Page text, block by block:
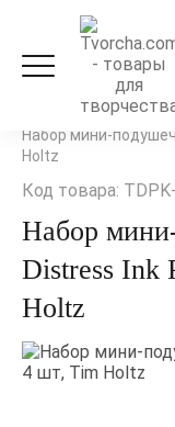
Скрапбукинг
Набор мини-
Holtz
Код товара:
Набор
Distress Ink
Holtz